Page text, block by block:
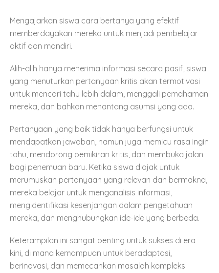
Mengajarkan siswa cara bertanya yang efektif
memberdayakan mereka untuk menjadi pembelajar
aktif dan mandiri.
Alih-alih hanya menerima informasi secara pasif, siswa
yang menuturkan pertanyaan kritis akan termotivasi
untuk mencari tahu lebih dalam, menggali pemahaman
mereka, dan bahkan menantang asumsi yang ada.
Pertanyaan yang baik tidak hanya berfungsi untuk
mendapatkan jawaban, namun juga memicu rasa ingin
tahu, mendorong pemikiran kritis, dan membuka jalan
bagi penemuan baru. Ketika siswa diajak untuk
merumuskan pertanyaan yang relevan dan bermakna,
mereka belajar untuk menganalisis informasi,
mengidentifikasi kesenjangan dalam pengetahuan
mereka, dan menghubungkan ide-ide yang berbeda.
Keterampilan ini sangat penting untuk sukses di era
kini, di mana kemampuan untuk beradaptasi,
berinovasi, dan memecahkan masalah kompleks